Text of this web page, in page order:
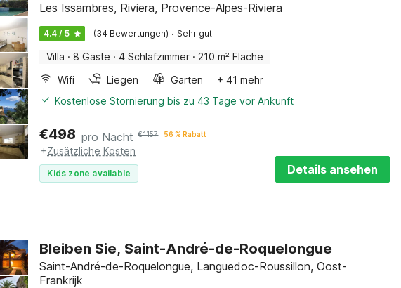
Les Issambres, Riviera, Provence-Alpes-Riviera
4.4 / 5 (34 Bewertungen) · Sehr gut
Villa · 8 Gäste · 4 Schlafzimmer · 210 m² Fläche
Wifi
Liegen Garten
+ 41 mehr
Kostenlose Stornierung bis zu 43 Tage vor Ankunft
€498 pro Nacht €1157 56 % Rabatt
+Zusätzliche Kosten
Kids zone available Details ansehen
Bleiben Sie, Saint-André-de-Roquelongue
Saint-André-de-Roquelongue, Languedoc-Roussillon, Oost-
Frankrijk